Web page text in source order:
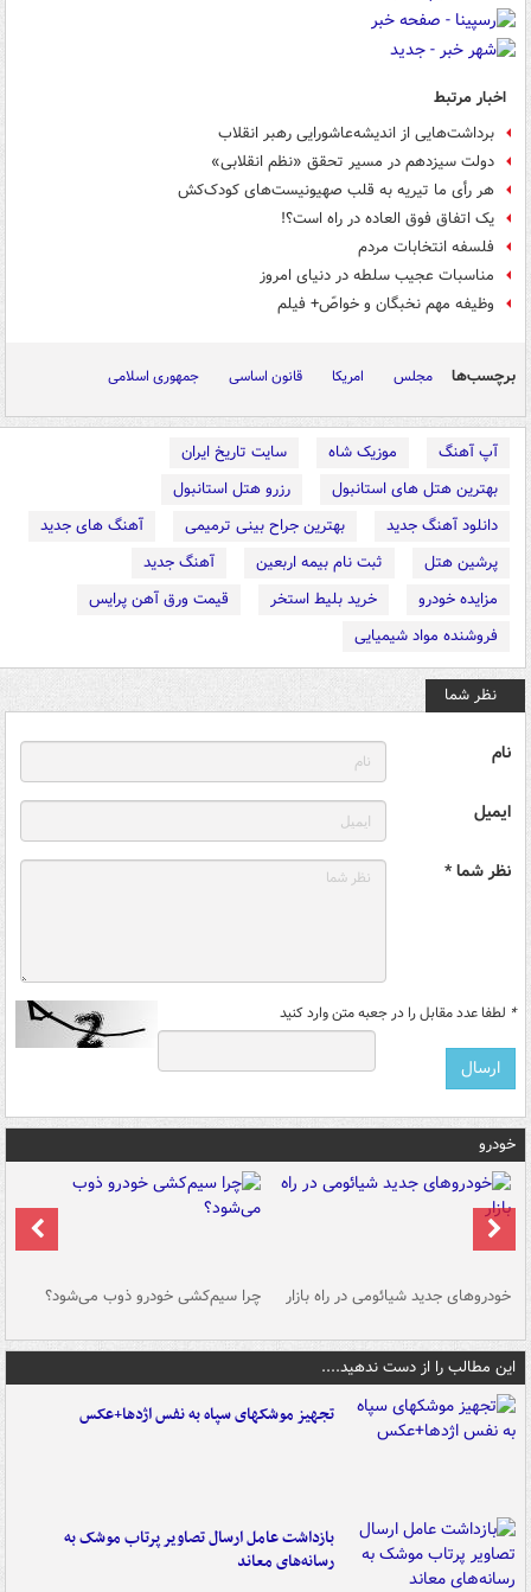
اخبار مرتبط
برداشت‌هایی از اندیشه‌عاشورایی رهبر انقلاب
دولت سیزدهم در مسیر تحقق «نظم انقلابی»
هر رأی ما تیریه به قلب صهیونیست‌های کودک‌کش
یک اتفاق فوق العاده در راه است؟!
فلسفه انتخابات مردم
مناسبات عجیب سلطه در دنیای امروز
وظیفه مهم نخبگان و خواصّ+ فیلم
برچسب‌ها مجلس امریکا قانون اساسی جمهوری اسلامی
آپ آهنگ موزیک شاه
سایت تاریخ ایران
بهترین هتل های استانبول
رزرو هتل استانبول
دانلود آهنگ جدید
بهترین جراح بینی ترمیمی
آهنگ های جدید
پرشین هتل
ثبت نام بیمه اربعین
آهنگ جدید
مزایده خودرو
خرید بلیط استخر
قیمت ورق آهن پرایس
فروشنده مواد شیمیایی
نظر شما
نام
ایمیل
نظر شما *
* لطفا عدد مقابل را در جعبه متن وارد کنید
خودرو
خودروهای جدید شیائومی در راه بازار چرا سیم‌کشی خودرو ذوب می‌شود؟
این مطالب را از دست ندهید....
تجهیز موشکهای سپاه به نفس اژدها+عکس
بازداشت عامل ارسال تصاویر پرتاب موشک به
رسانه‌های معاند